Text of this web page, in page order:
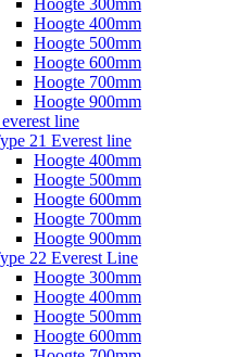
Hoogte 300mm
Hoogte 400mm
Hoogte 500mm
Hoogte 600mm
Hoogte 700mm
Hoogte 900mm
line
21 Everest line
Hoogte 400mm
Hoogte 500mm
Hoogte 600mm
Hoogte 700mm
Hoogte 900mm
22 Everest Line
Hoogte 300mm
Hoogte 400mm
Hoogte 500mm
Hoogte 600mm